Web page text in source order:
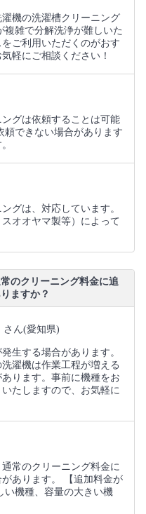
機の洗濯槽クリーニング
複雑で分解洗浄が難しいた
ご利用いただくのがおす
軽にご相談ください！
グは依頼することは可能
頼できない場合があります
グは、対応しています。
オオヤマ製等）によって
のクリーニング料金に追
ますか？
さん(愛知県)
生する場合があります。
濯機は作業工程が増える
ります。事前に機種をお
たしますので、お気軽に
常のクリーニング料金に
あります。 【追加料金が
い機種、容量の大きい機